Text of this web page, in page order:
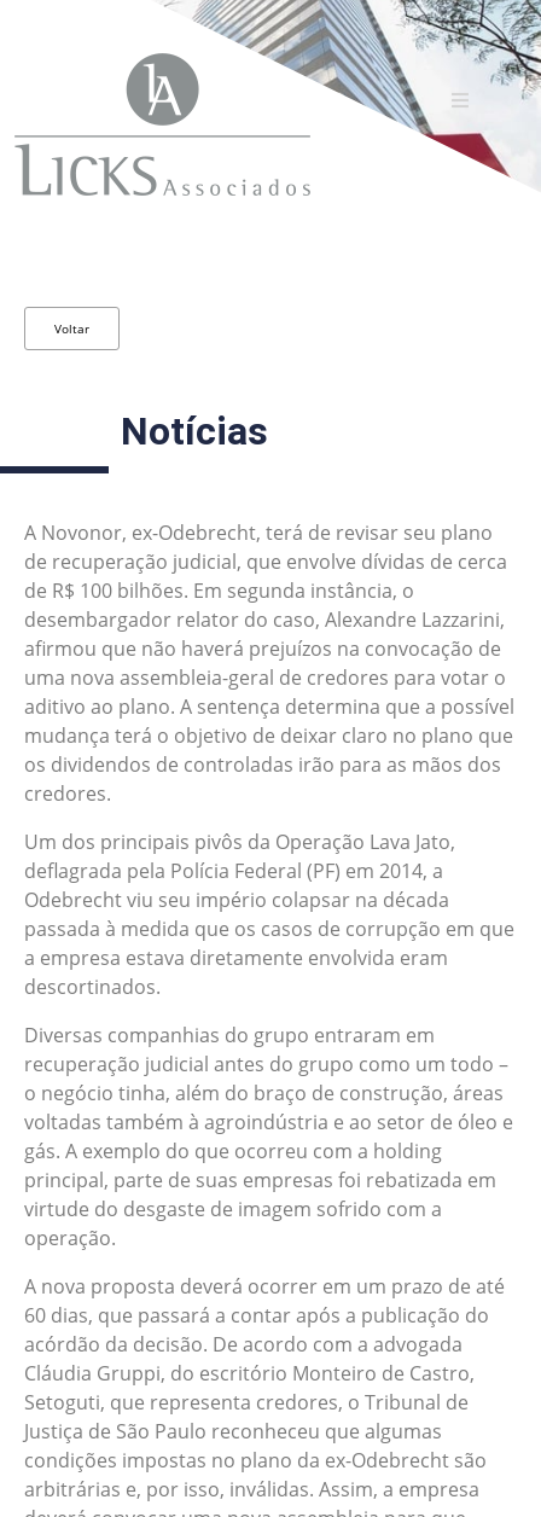
Voltar
Notícias
A Novonor, ex-Odebrecht, terá de revisar seu plano
de recuperação judicial, que envolve dívidas de cerca
de R$ 100 bilhões. Em segunda instância, o
desembargador relator do caso, Alexandre Lazzarini,
afirmou que não haverá prejuízos na convocação de
uma nova assembleia-geral de credores para votar o
aditivo ao plano. A sentença determina que a possível
mudança terá o objetivo de deixar claro no plano que
os dividendos de controladas irão para as mãos dos
credores.
Um dos principais pivôs da Operação Lava Jato,
deflagrada pela Polícia Federal (PF) em 2014, a
Odebrecht viu seu império colapsar na década
passada à medida que os casos de corrupção em que
a empresa estava diretamente envolvida eram
descortinados.
Diversas companhias do grupo entraram em
recuperação judicial antes do grupo como um todo –
o negócio tinha, além do braço de construção, áreas
voltadas também à agroindústria e ao setor de óleo e
gás. A exemplo do que ocorreu com a holding
principal, parte de suas empresas foi rebatizada em
virtude do desgaste de imagem sofrido com a
operação.
A nova proposta deverá ocorrer em um prazo de até
60 dias, que passará a contar após a publicação do
acórdão da decisão. De acordo com a advogada
Cláudia Gruppi, do escritório Monteiro de Castro,
Setoguti, que representa credores, o Tribunal de
Justiça de São Paulo reconheceu que algumas
condições impostas no plano da ex-Odebrecht são
arbitrárias e, por isso, inválidas. Assim, a empresa